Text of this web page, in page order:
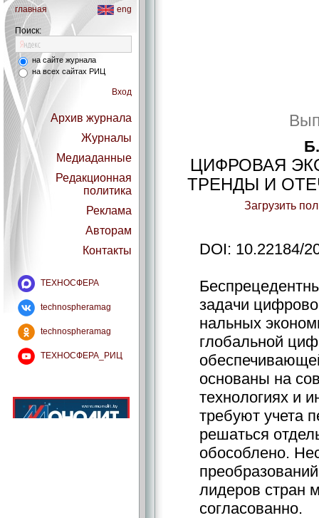
главная eng
Поиск:
на сайте журнала
на всех сайтах РИЦ
Вход
Архив журнала
Журналы
Медиаданные
Редакционная
политика
Реклама
Авторам
Контакты
ТЕХНОСФЕРА
technospheramag
technospheramag
ТЕХНОСФЕРА_РИЦ
ЦИФРОВАЯ
ТРЕНДЫ И
Загрузить
DOI: 10.22184/
задачи
нальных
глобальной
основаны на
технологиях и
требуют учета
решаться
обособлено.
лидеров стран
согласованно.